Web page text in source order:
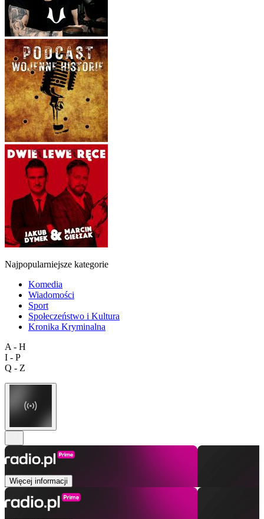
Najpopularniejsze kategorie
Komedia
Wiadomości
Sport
Społeczeństwo i Kultura
Kronika Kryminalna
A - H
I - P
Q - Z
Więcej informacji